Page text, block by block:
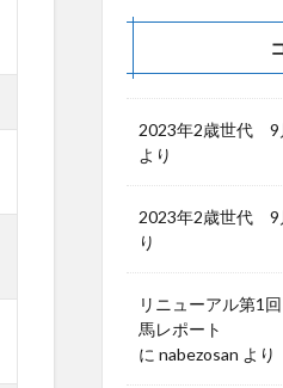
2023年2歳世代 9
より
2023年2歳世代 9
り
リニューアル第
馬レポート
に nabezosan より